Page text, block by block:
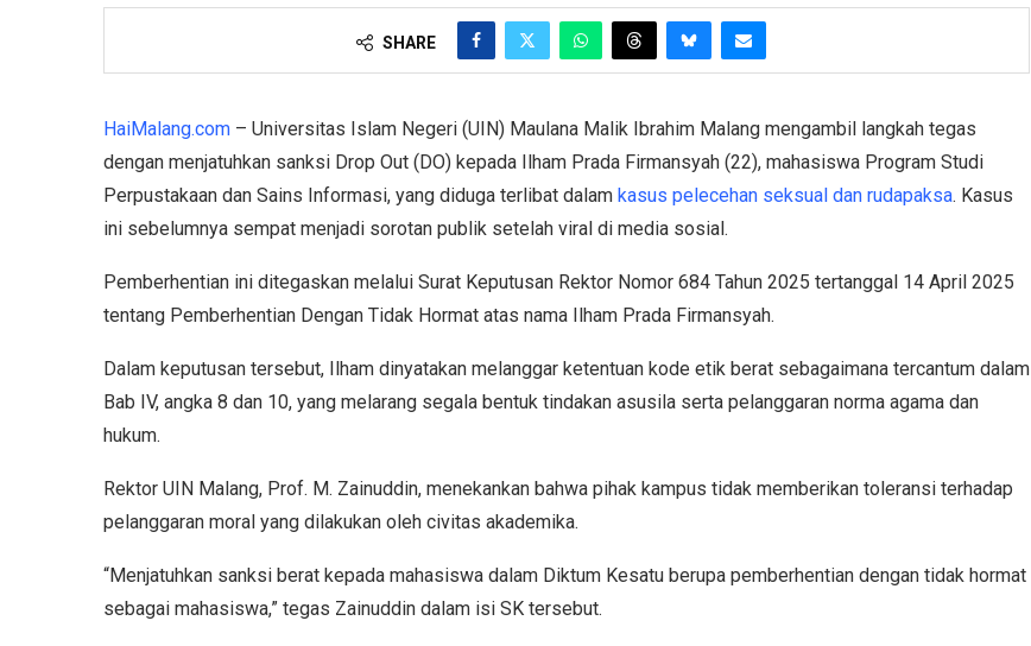
SHARE
HaiMalang.com – Universitas Islam Negeri (UIN) Maulana Malik Ibrahim Malang mengambil langkah tegas
dengan menjatuhkan sanksi Drop Out (DO) kepada Ilham Prada Firmansyah (22), mahasiswa Program Studi
Perpustakaan dan Sains Informasi, yang diduga terlibat dalam kasus pelecehan seksual dan rudapaksa. Kasus
ini sebelumnya sempat menjadi sorotan publik setelah viral di media sosial.
Pemberhentian ini ditegaskan melalui Surat Keputusan Rektor Nomor 684 Tahun 2025 tertanggal 14 April 2025
tentang Pemberhentian Dengan Tidak Hormat atas nama Ilham Prada Firmansyah.
Dalam keputusan tersebut, Ilham dinyatakan melanggar ketentuan kode etik berat sebagaimana tercantum dalam
Bab IV, angka 8 dan 10, yang melarang segala bentuk tindakan asusila serta pelanggaran norma agama dan
hukum.
Rektor UIN Malang, Prof. M. Zainuddin, menekankan bahwa pihak kampus tidak memberikan toleransi terhadap
pelanggaran moral yang dilakukan oleh civitas akademika.
“Menjatuhkan sanksi berat kepada mahasiswa dalam Diktum Kesatu berupa pemberhentian dengan tidak hormat
sebagai mahasiswa,” tegas Zainuddin dalam isi SK tersebut.